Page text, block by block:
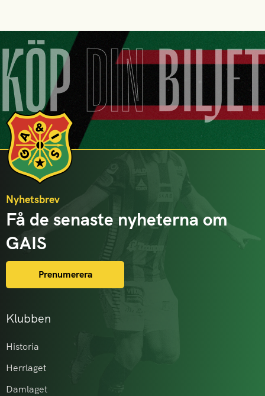
KÖPDIN
Klubben
Historia
Herrlaget
Damlaget
Nyhetsbrev
Få de senaste nyheterna om
GAIS
Prenumerera